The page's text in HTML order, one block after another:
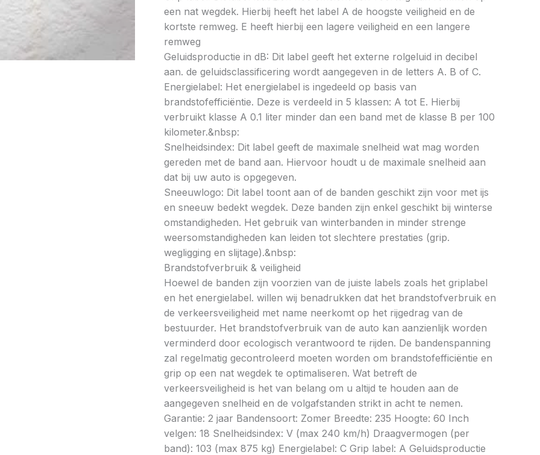
een nat wegdek. Hierbij heeft het label A de hoogste veiligheid en de
kortste remweg. E heeft hierbij een lagere veiligheid en een langere
remweg
Geluidsproductie in dB: Dit label geeft het externe rolgeluid in decibel
aan. de geluidsclassificering wordt aangegeven in de letters A. B of C.
Energielabel: Het energielabel is ingedeeld op basis van
brandstofefficiëntie. Deze is verdeeld in 5 klassen: A tot E. Hierbij
verbruikt klasse A 0.1 liter minder dan een band met de klasse B per 100
kilometer.&nbsp:
Snelheidsindex: Dit label geeft de maximale snelheid wat mag worden
gereden met de band aan. Hiervoor houdt u de maximale snelheid aan
dat bij uw auto is opgegeven.
Sneeuwlogo: Dit label toont aan of de banden geschikt zijn voor met ijs
en sneeuw bedekt wegdek. Deze banden zijn enkel geschikt bij winterse
omstandigheden. Het gebruik van winterbanden in minder strenge
weersomstandigheden kan leiden tot slechtere prestaties (grip.
wegligging en slijtage).&nbsp:
Brandstofverbruik & veiligheid
Hoewel de banden zijn voorzien van de juiste labels zoals het griplabel
en het energielabel. willen wij benadrukken dat het brandstofverbruik en
de verkeersveiligheid met name neerkomt op het rijgedrag van de
bestuurder. Het brandstofverbruik van de auto kan aanzienlijk worden
verminderd door ecologisch verantwoord te rijden. De bandenspanning
zal regelmatig gecontroleerd moeten worden om brandstofefficiëntie en
grip op een nat wegdek te optimaliseren. Wat betreft de
verkeersveiligheid is het van belang om u altijd te houden aan de
aangegeven snelheid en de volgafstanden strikt in acht te nemen.
Garantie: 2 jaar Bandensoort: Zomer Breedte: 235 Hoogte: 60 Inch
velgen: 18 Snelheidsindex: V (max 240 km/h) Draagvermogen (per
band): 103 (max 875 kg) Energielabel: C Grip label: A Geluidsproductie